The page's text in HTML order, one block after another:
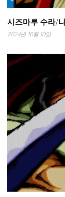
시즈마루 수라/
2024년 10월 10일